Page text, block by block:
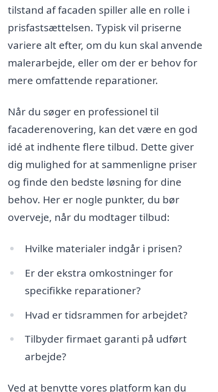
tilstand af facaden spiller alle en rolle i
prisfastsættelsen. Typisk vil priserne
variere alt efter, om du kun skal anvende
malerarbejde, eller om der er behov for
mere omfattende reparationer.
Når du søger en professionel til
facaderenovering, kan det være en god
idé at indhente flere tilbud. Dette giver
dig mulighed for at sammenligne priser
og finde den bedste løsning for dine
behov. Her er nogle punkter, du bør
overveje, når du modtager tilbud:
Hvilke materialer indgår i prisen?
Er der ekstra omkostninger for
specifikke reparationer?
Hvad er tidsrammen for arbejdet?
Tilbyder firmaet garanti på udført
arbejde?
Ved at benytte vores platform kan du